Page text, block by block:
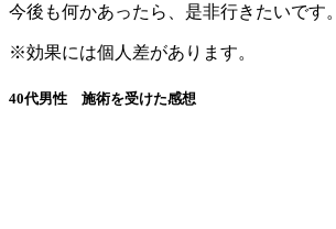
今後も何かあったら、是非行きたいです。
※効果には個人差があります。
40代男性 施術を受けた感想